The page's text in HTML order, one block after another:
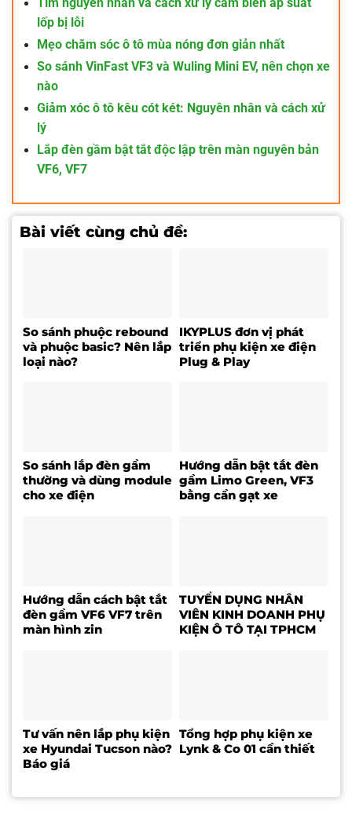
Tìm nguyên nhân và cách xử lý cảm biến áp suất
lốp bị lỗi
Mẹo chăm sóc ô tô mùa nóng đơn giản nhất
So sánh VinFast VF3 và Wuling Mini EV, nên chọn xe
nào
Giảm xóc ô tô kêu cót két: Nguyên nhân và cách xử
lý
Lắp đèn gầm bật tắt độc lập trên màn nguyên bản
VF6, VF7
Bài viết cùng chủ đề:
So sánh phuộc rebound
và phuộc basic? Nên lắp
loại nào?
IKYPLUS đơn vị phát
triển phụ kiện xe điện
Plug & Play
So sánh lắp đèn gầm
thường và dùng module
cho xe điện
Hướng dẫn bật tắt đèn
gầm Limo Green, VF3
bằng cần gạt xe
Hướng dẫn cách bật tắt
đèn gầm VF6 VF7 trên
màn hình zin
TUYỂN DỤNG NHÂN
VIÊN KINH DOANH PHỤ
KIỆN Ô TÔ TẠI TPHCM
Tư vấn nên lắp phụ kiện
xe Hyundai Tucson nào?
Báo giá
Tổng hợp phụ kiện xe
Lynk & Co 01 cần thiết